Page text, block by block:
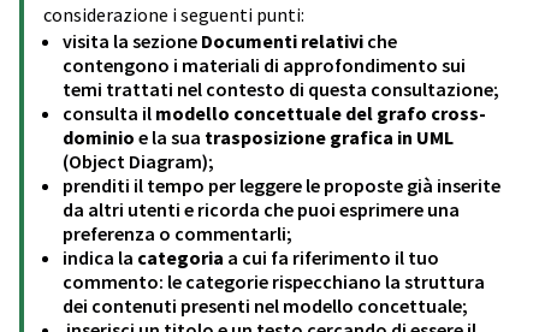
considerazione i seguenti punti:
visita la sezione Documenti relativi che
contengono i materiali di approfondimento sui
temi trattati nel contesto di questa consultazione;
consulta il modello concettuale del grafo cross-
dominio e la sua trasposizione grafica in UML
(Object Diagram);
prenditi il tempo per leggere le proposte già inserite
da altri utenti e ricorda che puoi esprimere una
preferenza o commentarli;
indica la categoria a cui fa riferimento il tuo
commento: le categorie rispecchiano la struttura
dei contenuti presenti nel modello concettuale;